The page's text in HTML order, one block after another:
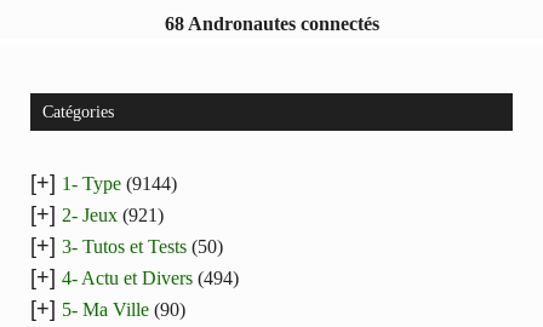
68 Andronautes connectés
Catégories
[+] 1- Type (9144)
[+] 2- Jeux (921)
[+] 3- Tutos et Tests (50)
[+] 4- Actu et Divers (494)
[+] 5- Ma Ville (90)